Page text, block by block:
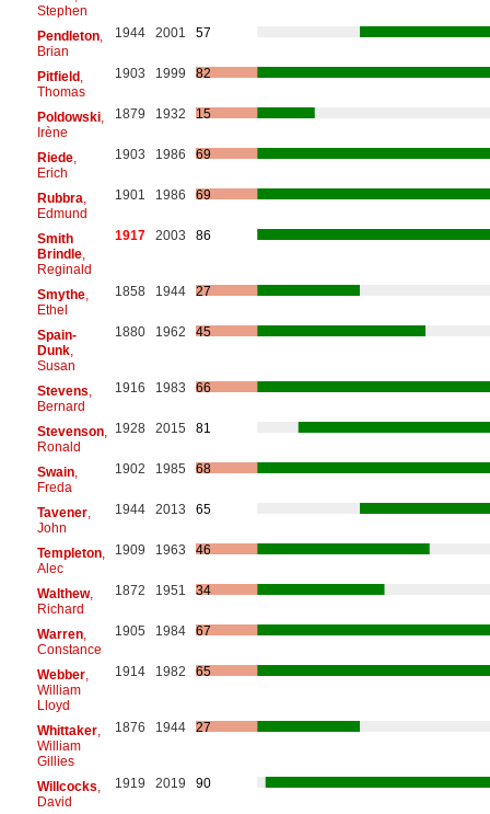
Stephen
Pendleton,
Brian
1944 2001 57
Pitfield,
Thomas
1903 1999 82
Poldowski,
Irène
1879 1932 15
Riede,
Erich
1903 1986 69
Rubbra
Edmund
1901 1986 69
Smith
Brindle,
Reginald
1917 2003 86
Smythe,
Ethel
1858 1944 27
Spain-
Dunk,
Susan
1880 1962 45
Stevens
Bernard
1916 1983 66
Stevenson,
Ronald
1928 2015 81
Swain,
Freda
1902 1985 68
Tavener,
John
1944 2013 65
Templeton,
Alec
1909 1963 46
Walthew,
Richard
1872 1951 34
Warren,
Constance
1905 1984 67
Webber,
William
Lloyd
1914 1982 65
Whittaker,
William
Gillies
1876 1944 27
Willcocks
David
1919 2019 90